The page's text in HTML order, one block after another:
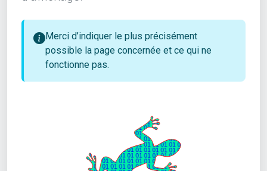
Merci d’indiquer le plus précisément
possible la page concernée et ce qui ne
fonctionne pas.